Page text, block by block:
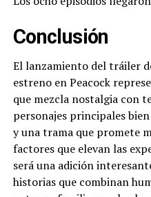
Conclusión
El lanzamiento del tráiler
estreno en Peacock
que mezcla nostalgia con
personajes principales
y una trama que promete
factores que elevan las
será una adición
historias que combinan